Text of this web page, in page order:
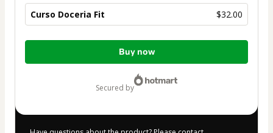
Curso Doceria Fit $32.00
Total
Buy now
secured by